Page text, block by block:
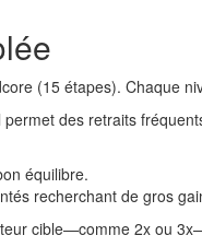
(15 étapes). Chaque
des retraits
équilibre.
recherchant de gros
cible—comme 2x ou